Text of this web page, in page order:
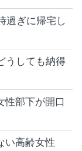
過ぎに帰宅し
うしても納得
性部下が開口
い高齢女性